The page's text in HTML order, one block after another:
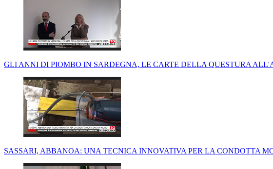
GLI ANNI DI PIOMBO IN SARDEGNA, LE CARTE DELLA QUESTURA
SASSARI, ABBANOA: UNA TECNICA INNOVATIVA PER LA CONDOTTA